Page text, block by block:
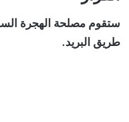
ستقوم مصلحة الهجرة
طريق البريد.